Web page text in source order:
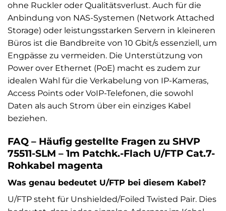
ohne Ruckler oder Qualitätsverlust. Auch für die
Anbindung von NAS-Systemen (Network Attached
Storage) oder leistungsstarken Servern in kleineren
Büros ist die Bandbreite von 10 Gbit/s essenziell, um
Engpässe zu vermeiden. Die Unterstützung von
Power over Ethernet (PoE) macht es zudem zur
idealen Wahl für die Verkabelung von IP-Kameras,
Access Points oder VoIP-Telefonen, die sowohl
Daten als auch Strom über ein einziges Kabel
beziehen.
FAQ – Häufig gestellte Fragen zu SHVP
75511-SLM – 1m Patchk.-Flach U/FTP Cat.7-
Rohkabel magenta
Was genau bedeutet U/FTP bei diesem Kabel?
U/FTP steht für Unshielded/Foiled Twisted Pair. Dies